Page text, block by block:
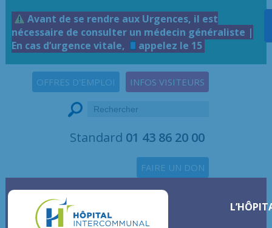
Avant de se rendre aux Urgences, il est
nécessaire de consulter un médecin généraliste |
En cas d’urgence vitale,
appelez le 15
INFOS VISITEURS
OFFRES D'EMPLOI
Standard 01 43 86 20 00
FAIRE UN DON